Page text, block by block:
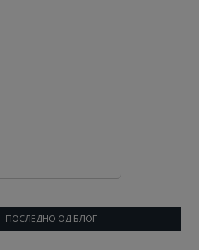
ПОСЛЕДНО ОД БЛОГ